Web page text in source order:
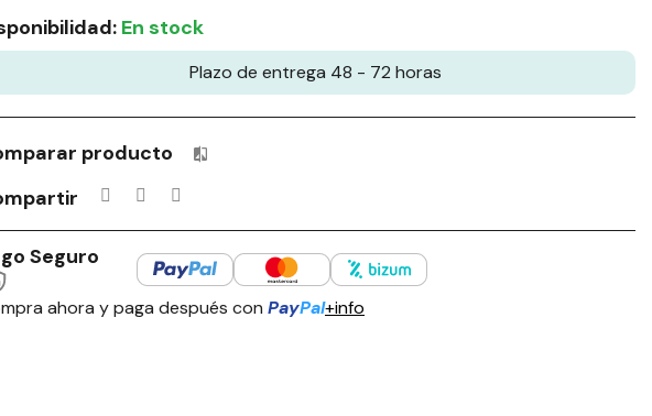
En stock
Plazo de entrega 48 - 72 horas
producto Productos incluidos en tu lista de comparación: 0 / 4
Seguro
ahora y paga después con PayPal+info